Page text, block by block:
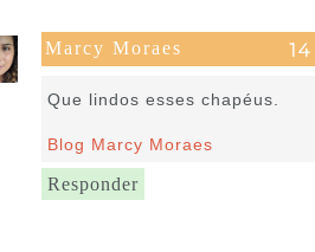
Marcy Moraes
Que lindos esses chapéus.
Blog Marcy Moraes
Responder